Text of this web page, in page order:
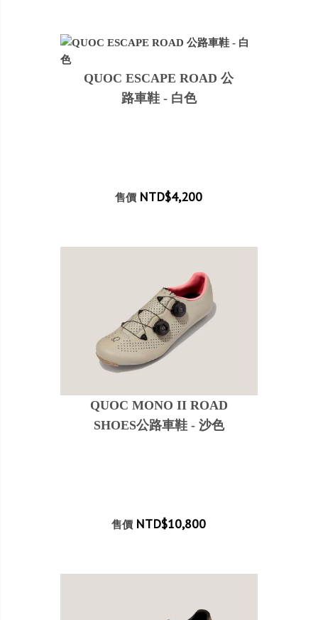
QUOC ESCAPE ROAD 公
路車鞋 - 白色
售價 NTD$4,200
QUOC MONO II ROAD
SHOES公路車鞋 - 沙色
售價 NTD$10,800